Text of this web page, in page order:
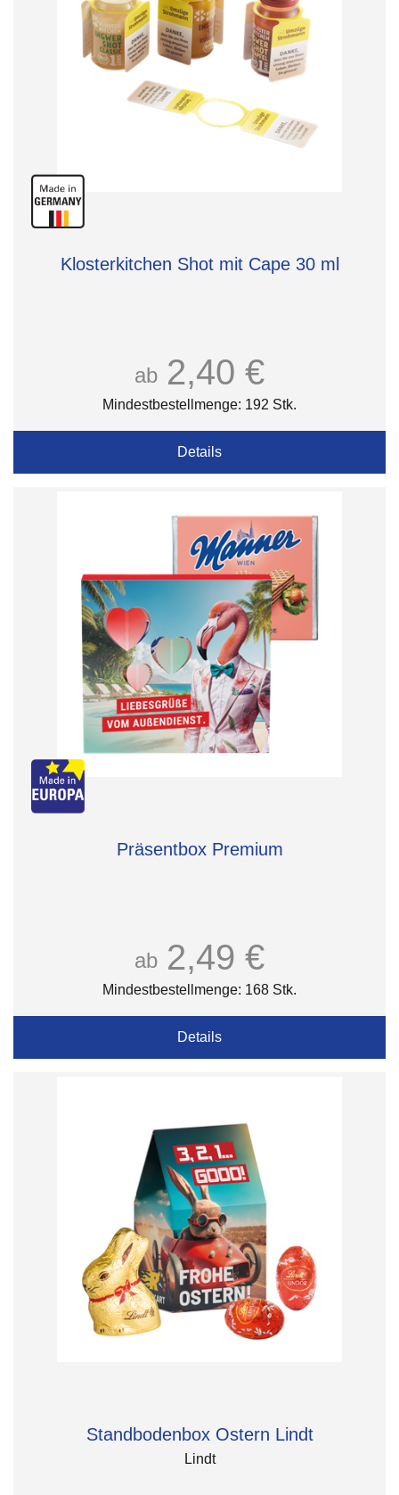
Klosterkitchen Shot mit Cape 30 ml
ab 2,40 €
Mindestbestellmenge: 192 Stk.
Details
Präsentbox Premium
ab 2,49 €
Mindestbestellmenge: 168 Stk.
Details
Standbodenbox Ostern Lindt
Lindt